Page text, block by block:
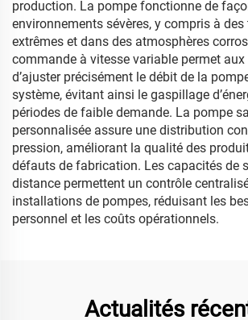
production. La pompe fonctionne de
environnements sévères, y compris à
extrêmes et dans des atmosphères
commande à vitesse variable permet
d’ajuster précisément le débit de la
système, évitant ainsi le gaspillage
périodes de faible demande. La pompe
personnalisée assure une distribution
pression, améliorant la qualité des
défauts de fabrication. Les capacités de
distance permettent un contrôle
installations de pompes, réduisant les
personnel et les coûts opérationnels.
Actualités